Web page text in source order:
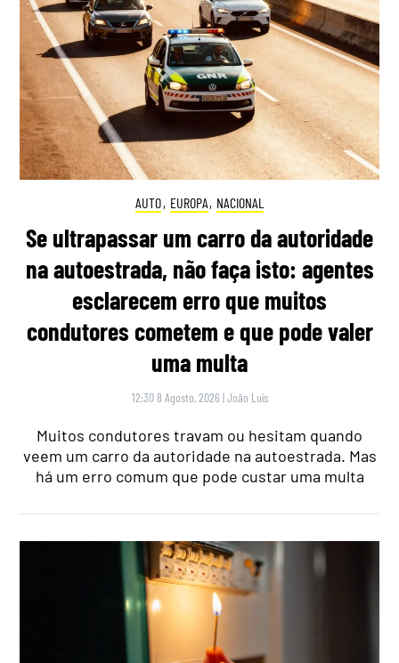
AUTO, EUROPA, NACIONAL
Se ultrapassar um carro da autoridade
na autoestrada, não faça isto: agentes
esclarecem erro que muitos
condutores cometem e que pode valer
uma multa
12:30 8 Agosto, 2026 |João Luís
Muitos condutores travam ou hesitam quando
veem um carro da autoridade na autoestrada. Mas
há um erro comum que pode custar uma multa